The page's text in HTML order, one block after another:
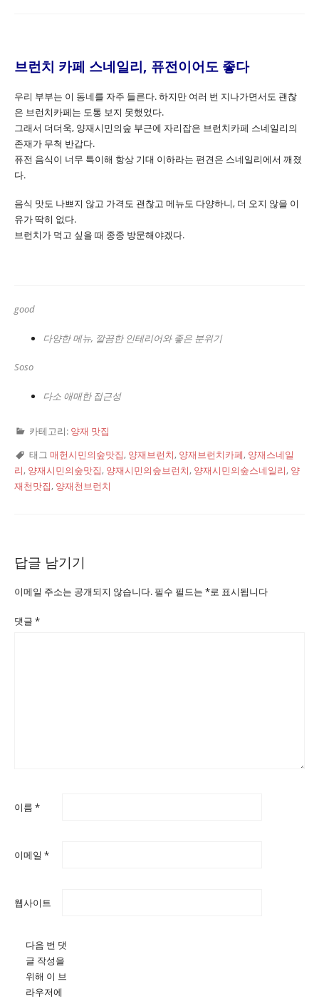
브런치 카페 스네일리, 퓨전이어도 좋다
우리 부부는 이 동네를 자주 들른다. 하지만 여러 번 지나가면서도 괜찮
은 브런치카페는 도통 보지 못했었다.
그래서 더더욱, 양재시민의숲 부근에 자리잡은 브런치카페 스네일리의
존재가 무척 반갑다.
퓨전 음식이 너무 특이해 항상 기대 이하라는 편견은 스네일리에서 깨졌
다.
음식 맛도 나쁘지 않고 가격도 괜찮고 메뉴도 다양하니, 더 오지 않을 이
유가 딱히 없다.
브런치가 먹고 싶을 때 종종 방문해야겠다.
good
다양한 메뉴, 깔끔한 인테리어와 좋은 분위기
Soso
다소 애매한 접근성
카테고리: 양재 맛집
태그 매헌시민의숲맛집, 양재브런치, 양재브런치카페, 양재스네일
리, 양재시민의숲맛집, 양재시민의숲브런치, 양재시민의숲스네일리, 양
재천맛집, 양재천브런치
답글 남기기
이메일 주소는 공개되지 않습니다. 필수 필드는 *로 표시됩니다
댓글 *
이름 *
이메일 *
웹사이트
다음 번 댓
글 작성을
위해 이 브
라우저에